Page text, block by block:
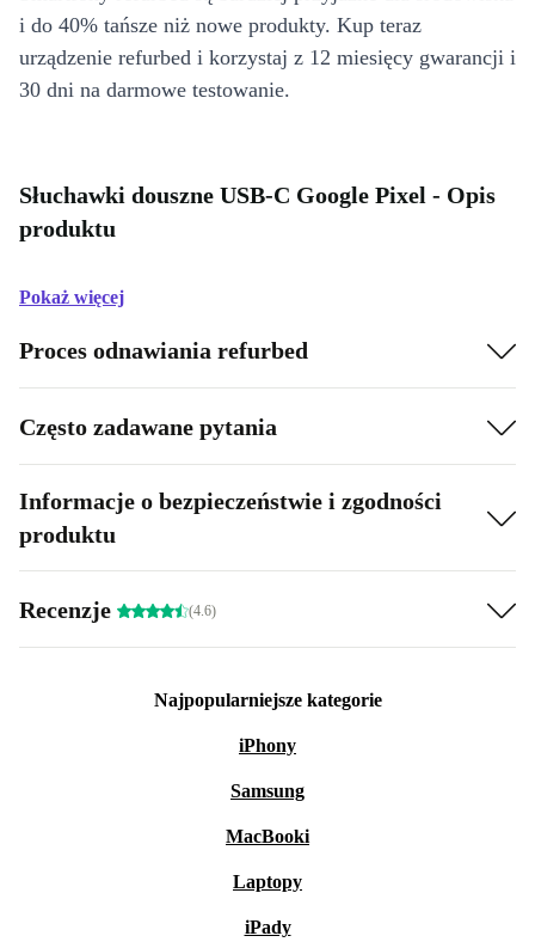
i do 40% tańsze niż nowe produkty. Kup teraz
urządzenie refurbed i korzystaj z 12 miesięcy gwarancji i
30 dni na darmowe testowanie.
Słuchawki douszne USB-C Google Pixel - Opis
produktu
Pokaż więcej
Proces odnawiania refurbed
Często zadawane pytania
Informacje o bezpieczeństwie i zgodności
produktu
Recenzje (4.6)
Najpopularniejsze kategorie
iPhony
Samsung
MacBooki
Laptopy
iPady